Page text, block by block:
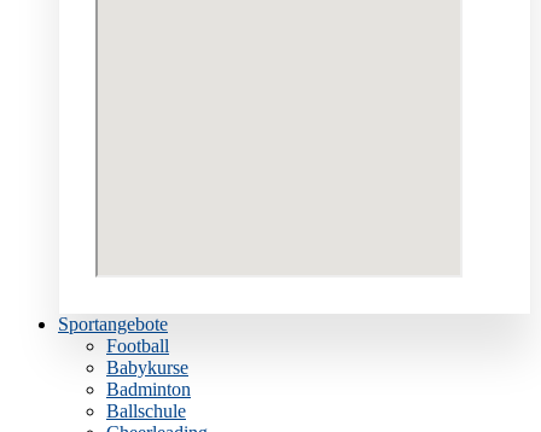
Sportangebote
Football
Babykurse
Badminton
Ballschule